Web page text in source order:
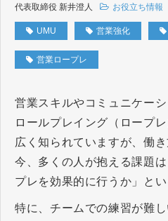
代表取締役 新井澄人
お役立ち情報
UMU 営業強化
営業ロープレ
営業スキルやコミュニケー
ロールプレイング（ロープ
広く知られていますが、働
今、多くの人が抱える課題
プレを効果的に行うか」とい
特に、チームでの練習が難